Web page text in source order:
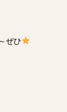
ぜひ